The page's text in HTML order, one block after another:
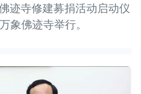
迹寺修建募捐活动启动仪
象佛迹寺举行。